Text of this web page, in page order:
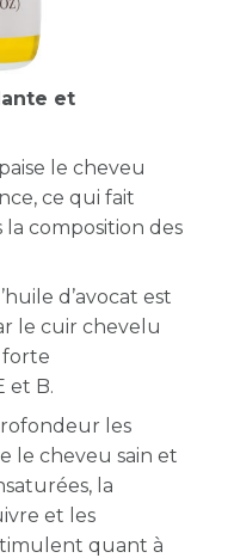
et
le cheveu
ce qui fait
la composition des
d’avocat est
le cuir chevelu
forte
et B.
les
le cheveu sain et
la
et les
quant à